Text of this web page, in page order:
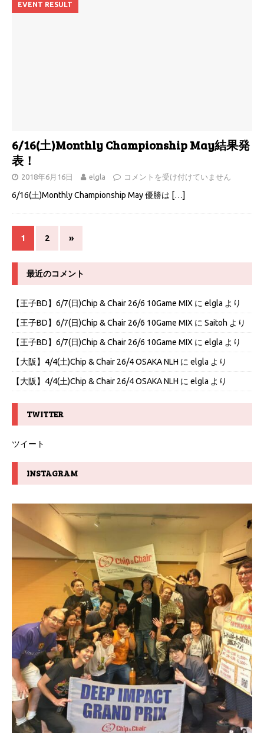
EVENT RESULT
6/16(土)Monthly Championship May結果発
表！
2018年6月16日 elgla コメントを受け付けていません
6/16(土)Monthly Championship May 優勝は […]
1 2 »
最近のコメント
【王子BD】6/7(日)Chip & Chair 26/6 10Game MIX に elgla より
【王子BD】6/7(日)Chip & Chair 26/6 10Game MIX に Saitoh より
【王子BD】6/7(日)Chip & Chair 26/6 10Game MIX に elgla より
【大阪】4/4(土)Chip & Chair 26/4 OSAKA NLH に elgla より
【大阪】4/4(土)Chip & Chair 26/4 OSAKA NLH に elgla より
TWITTER
ツイート
INSTAGRAM